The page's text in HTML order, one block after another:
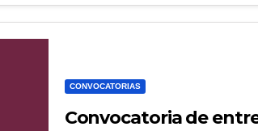
CONVOCATORIAS
Convocatoria de